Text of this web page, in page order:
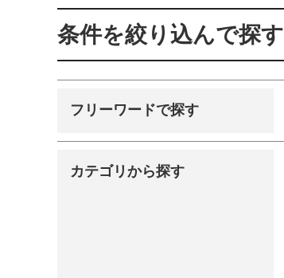
条件を絞り込んで探す
フリーワードで探す
カテゴリから探す